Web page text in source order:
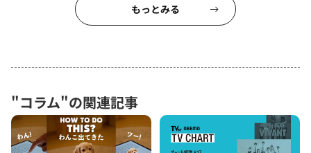
もっとみる
"コラム"の関連記事